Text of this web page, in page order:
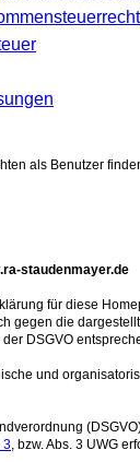
als Benutzer
staudenmayer.de
für diese
gegen die
DSGVO
und
3, bzw. Abs. 3 UWG